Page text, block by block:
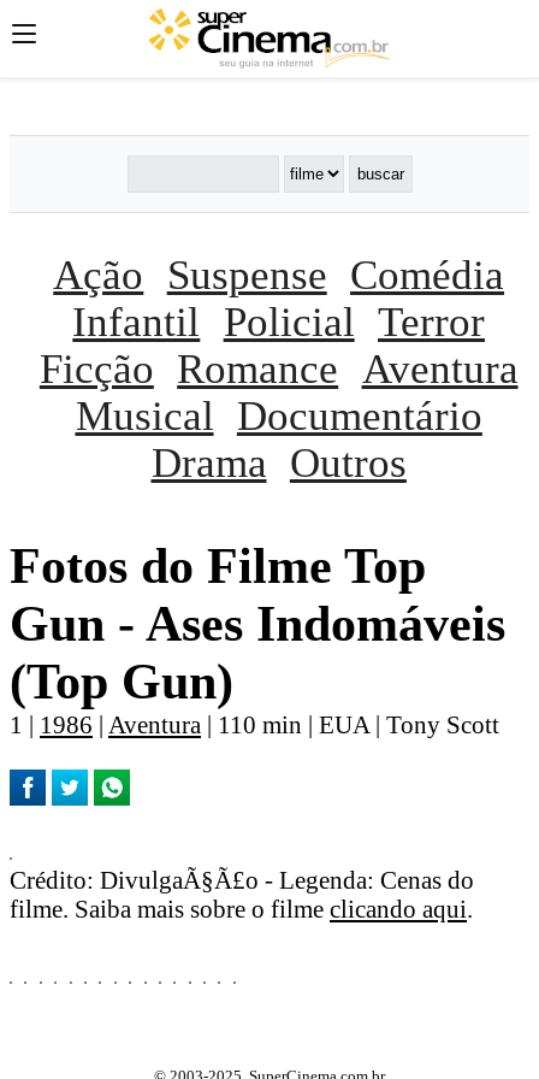
';';
Ação Suspense Comédia
Infantil
Policial Terror
Ficção Romance Aventura
Musical
Documentário
Drama Outros
Fotos do Filme Top
Gun - Ases Indomáveis
(Top Gun)
1 | 1986 | Aventura | 110 min | EUA | Tony Scott
Crédito: DivulgaÃ§Ã£o - Legenda: Cenas do
filme. Saiba mais sobre o filme clicando aqui.